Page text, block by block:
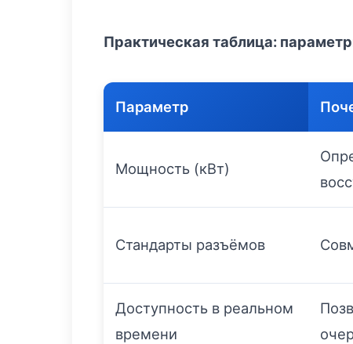
Практическая таблица:
Параметр
Мощность (кВт)
Стандарты разъёмов
Доступность в реальном
времени